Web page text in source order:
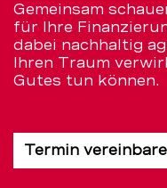
Gemeinsam
für Ihre
dabei nachhaltig
Ihren Traum
Gutes tun können.
Termin